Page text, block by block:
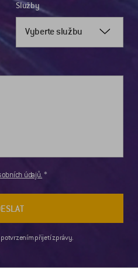
Služby
Vyberte službu
údajů.
potvrzením přijetí zprávy.